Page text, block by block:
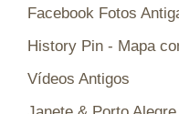
Facebook Fotos
History Pin - Mapa
Vídeos Antigos